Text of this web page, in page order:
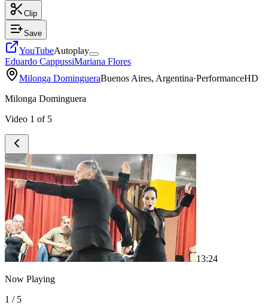
Clip
Save
YouTubeAutoplay
Eduardo CappussiMariana Flores
Milonga DomingueraBuenos Aires, Argentina·PerformanceHD
Milonga Dominguera
Video 1 of 5
13:24
Now Playing
1 / 5